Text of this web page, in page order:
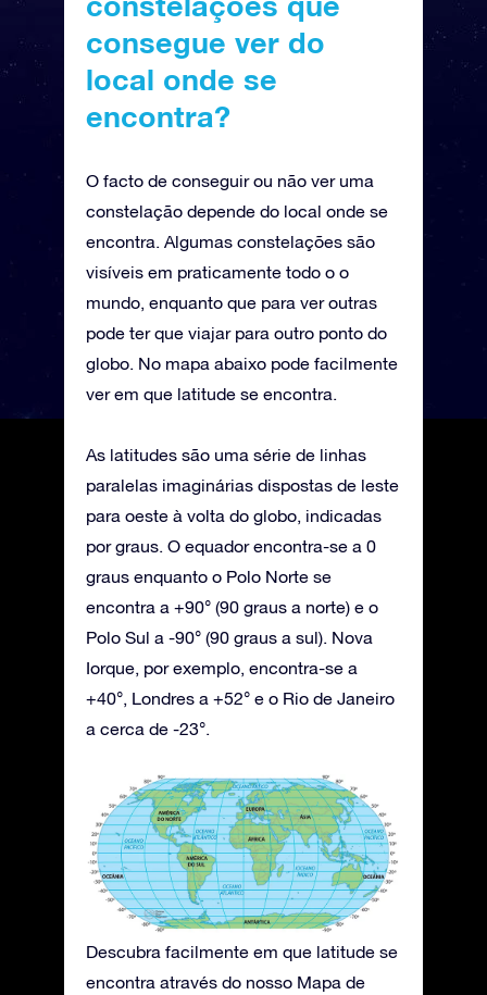
consegue ver do
local onde se
encontra?
O facto de conseguir ou não ver uma
constelação depende do local onde se
encontra. Algumas constelações são
visíveis em praticamente todo o o
mundo, enquanto que para ver outras
pode ter que viajar para outro ponto do
globo. No mapa abaixo pode facilmente
ver em que latitude se encontra.
As latitudes são uma série de linhas
paralelas imaginárias dispostas de leste
para oeste à volta do globo, indicadas
por graus. O equador encontra-se a 0
graus enquanto o Polo Norte se
encontra a +90° (90 graus a norte) e o
Polo Sul a -90° (90 graus a sul). Nova
Iorque, por exemplo, encontra-se a
+40°, Londres a +52° e o Rio de Janeiro
a cerca de -23°.
Descubra facilmente em que latitude se
encontra através do nosso Mapa de